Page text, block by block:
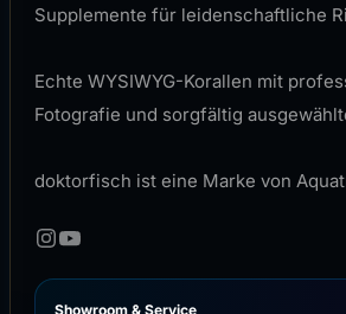
Supplemente für leidenschaftliche
Echte WYSIWYG-Korallen mit
Fotografie und sorgfältig
doktorfisch ist eine Marke von
Showroom & Service